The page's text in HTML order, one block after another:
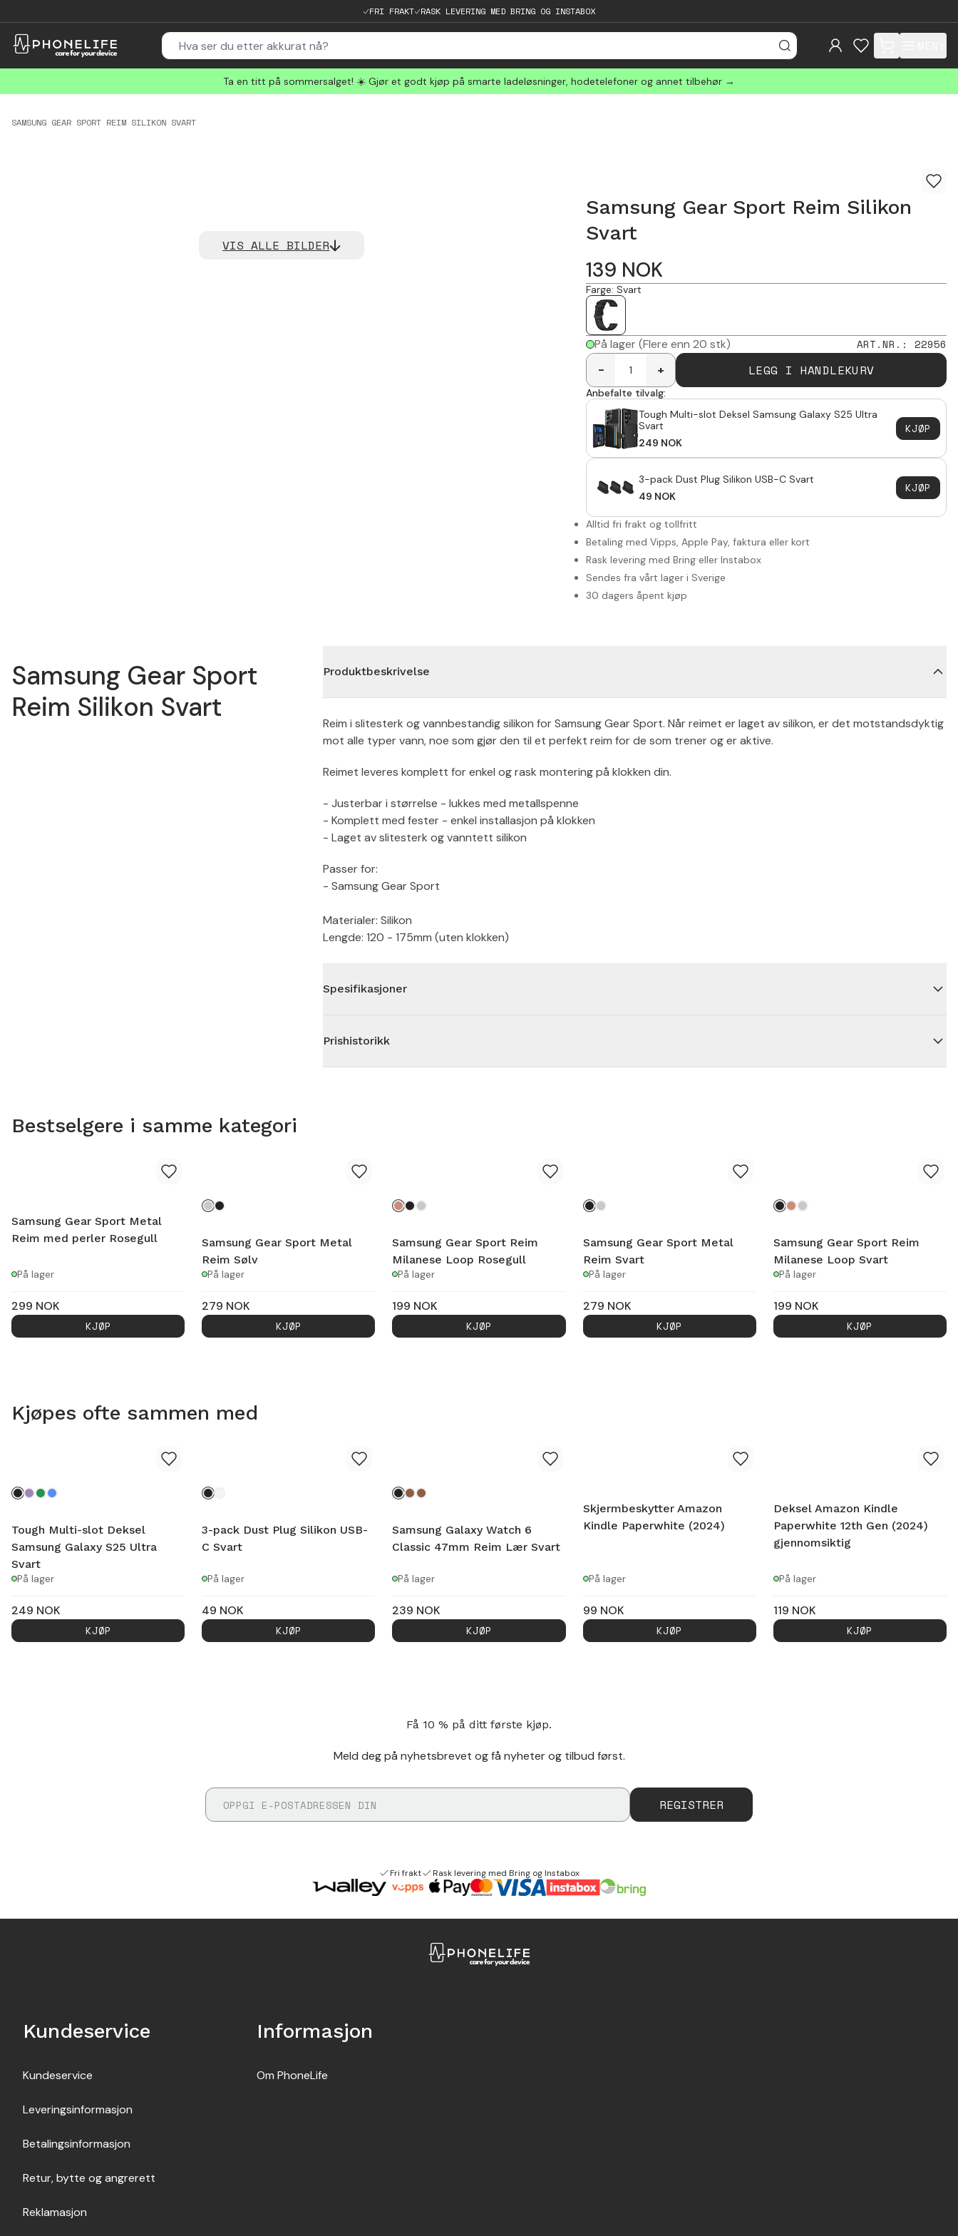
FRI FRAKT RASK LEVERING MED BRING OG INSTABOX
items in cart, view
Ta en titt på sommersalget! ☀️ Gjør et godt kjøp på smarte ladeløsninger, hodetelefoner og annet tilbehør →
SAMSUNG GEAR SPORT REIM SILIKON SVART
VIS ALLE BILDER
Samsung Gear Sport Reim Silikon
Svart
139 NOK
Farge:Svart
På lager (Flere enn 20 stk) ART.NR. : 22956
-
+ LEGG I HANDLEKURV
Anbefalte tilvalg:
Tough Multi-slot Deksel Samsung Galaxy S25 Ultra
Svart
249 NOK
KJØP
3-pack Dust Plug Silikon USB-C Svart
49 NOK
KJØP
Alltid fri frakt og tollfritt
Betaling med Vipps, Apple Pay, faktura eller kort
Rask levering med Bring eller Instabox
Sendes fra vårt lager i Sverige
30 dagers åpent kjøp
Samsung Gear Sport
Reim Silikon Svart
Produktbeskrivelse
Reim i slitesterk og vannbestandig silikon for Samsung Gear Sport. Når reimet er laget av silikon, er det motstandsdyktig
mot alle typer vann, noe som gjør den til et perfekt reim for de som trener og er aktive.
Reimet leveres komplett for enkel og rask montering på klokken din.
- Justerbar i størrelse - lukkes med metallspenne
- Komplett med fester - enkel installasjon på klokken
- Laget av slitesterk og vanntett silikon
Passer for:
- Samsung Gear Sport
Materialer: Silikon
Lengde: 120 - 175mm (uten klokken)
Spesifikasjoner
Prishistorikk
Bestselgere i samme kategori
Samsung Gear Sport Metal
Reim med perler Rosegull
På lager
299 NOK
KJØP
Samsung Gear Sport Metal
Reim Sølv
På lager
279 NOK
KJØP
Samsung Gear Sport Reim
Milanese Loop Rosegull
På lager
199 NOK
KJØP
Samsung Gear Sport Metal
Reim Svart
På lager
279 NOK
KJØP
Samsung Gear Sport Reim
Milanese Loop Svart
På lager
199 NOK
KJØP
Kjøpes ofte sammen med
Tough Multi-slot Deksel
Samsung Galaxy S25 Ultra
Svart
På lager
249 NOK
KJØP
3-pack Dust Plug Silikon USB-
C Svart
På lager
49 NOK
KJØP
Samsung Galaxy Watch 6
Classic 47mm Reim Lær Svart
På lager
239 NOK
KJØP
Skjermbeskytter Amazon
Kindle Paperwhite (2024)
På lager
99 NOK
KJØP
Deksel Amazon Kindle
Paperwhite 12th Gen (2024)
gjennomsiktig
På lager
119 NOK
KJØP
Få 10 % på ditt første kjøp.
Meld deg på nyhetsbrevet og få nyheter og tilbud først.
REGISTRER
Fri frakt Rask levering med Bring og Instabox
Kundeservice
Kundeservice
Leveringsinformasjon
Betalingsinformasjon
Retur, bytte og angrerett
Reklamasjon
Informasjon
Om PhoneLife